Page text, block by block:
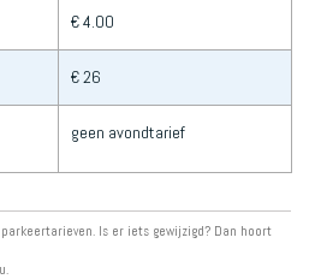
€ 4.00
€ 26
geen avondtarief
Is er iets gewijzigd? Dan hoort